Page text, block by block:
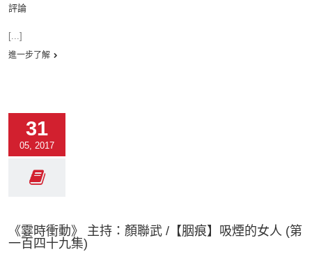
評論
[...]
進一步了解
31
05, 2017
《霎時衝動》 主持：顏聯武 /【胭痕】吸煙的女人 (第
一百四十九集)